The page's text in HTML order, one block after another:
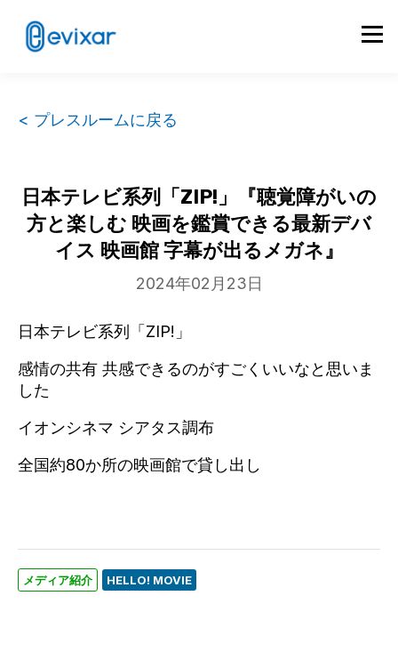
< プレスルームに戻る
日本テレビ系列「ZIP!」『聴覚障がいの
方と楽しむ 映画を鑑賞できる最新デバ
イス 映画館 字幕が出るメガネ』
2024年02月23日
日本テレビ系列「ZIP!」
感情の共有 共感できるのがすごくいいなと思いま
した
イオンシネマ シアタス調布
全国約80か所の映画館で貸し出し
メディア紹介 HELLO! MOVIE